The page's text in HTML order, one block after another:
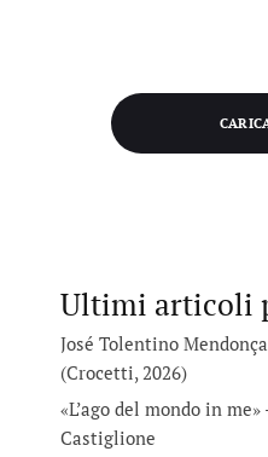
Ultimi articoli
José Tolentino
(Crocetti, 2026)
«L’ago del mondo in
Castiglione